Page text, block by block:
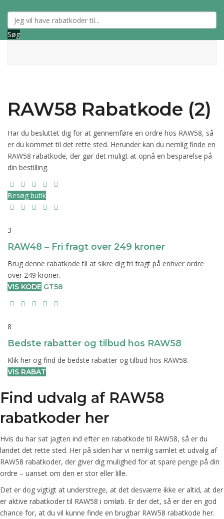
Søg
RAW58 Rabatkode (2)
Har du besluttet dig for at gennemføre en ordre hos RAW58, så
er du kommet til det rette sted. Herunder kan du nemlig finde en
RAW58 rabatkode, der gør det muligt at opnå en besparelse på
din bestilling.
Besøg butik
3
RAW48 – Fri fragt over 249 kroner
Brug denne rabatkode til at sikre dig fri fragt på enhver ordre
over 249 kroner.
VIS KODE GT58
8
Bedste rabatter og tilbud hos RAW58
Klik her og find de bedste rabatter og tilbud hos RAW58.
VIS RABAT
Find udvalg af RAW58
rabatkoder her
Hvis du har sat jagten ind efter en rabatkode til RAW58, så er du
landet det rette sted. Her på siden har vi nemlig samlet et udvalg af
RAW58 rabatkoder, der giver dig mulighed for at spare penge på din
ordre – uanset om den er stor eller lille.
Det er dog vigtigt at understrege, at det desværre ikke er altid, at der
er aktive rabatkoder til RAW58 i omløb. Er der det, så er der en god
chance for, at du vil kunne finde en brugbar RAW58 rabatkode her.